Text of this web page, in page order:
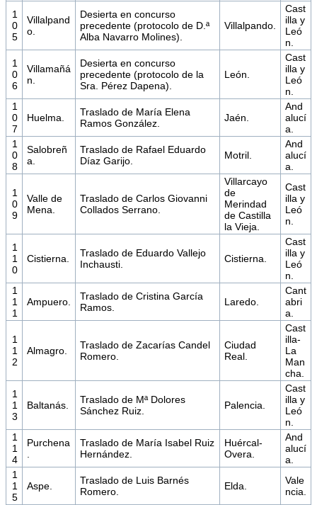
1
0
5
Villalpand
o.
Desierta en concurso
precedente (protocolo de D.ª
Alba Navarro Molines).
Villalpando.
Cast
illa y
Leó
n.
1
0
6
Villamañá
n.
Desierta en concurso
precedente (protocolo de la
Sra. Pérez Dapena).
León.
Cast
illa y
Leó
n.
1
0
7
Huelma.
Traslado de María Elena
Ramos González.
Jaén.
And
alucí
a.
1
0
8
Salobreñ
a.
Traslado de Rafael Eduardo
Díaz Garijo.
Motril.
And
alucí
a.
1
0
9
Valle de
Mena.
Traslado de Carlos Giovanni
Collados Serrano.
Villarcayo
de
Merindad
de Castilla
la Vieja.
Cast
illa y
Leó
n.
1
1
0
Cistierna.
Traslado de Eduardo Vallejo
Inchausti.
Cistierna.
Cast
illa y
Leó
n.
1
1
1
Ampuero.
Traslado de Cristina García
Ramos.
Laredo.
Cant
abri
a.
1
1
2
Almagro.
Traslado de Zacarías Candel
Romero.
Ciudad
Real.
Cast
illa-
La
Man
cha.
1
1
3
Baltanás.
Traslado de Mª Dolores
Sánchez Ruiz.
Palencia.
Cast
illa y
Leó
n.
1
1
4
Purchena
Traslado de María Isabel Ruiz
Hernández.
Huércal-
Overa.
And
alucí
a.
1
1
5
Aspe.
Traslado de Luis Barnés
Romero.
Elda.
Vale
ncia.